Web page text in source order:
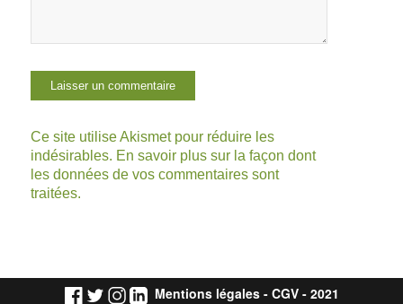
Ce site utilise Akismet pour réduire les
indésirables. En savoir plus sur la façon dont
les données de vos commentaires sont
traitées.
Mentions légales- CGV- 2021